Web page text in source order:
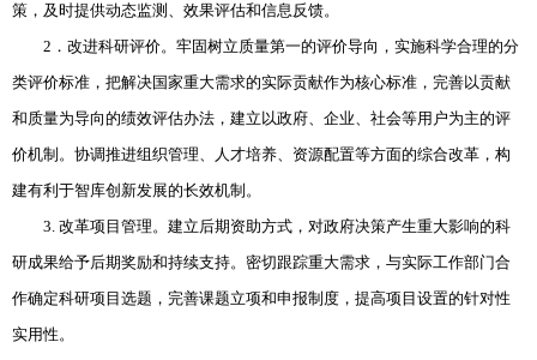
策，及时提供动态监测、效果评估和信息反馈。
2．改进科研评价。牢固树立质量第一的评价导向，实施科学合理的分
类评价标准，把解决国家重大需求的实际贡献作为核心标准，完善以贡献
和质量为导向的绩效评估办法，建立以政府、企业、社会等用户为主的评
价机制。协调推进组织管理、人才培养、资源配置等方面的综合改革，构
建有利于智库创新发展的长效机制。
3. 改革项目管理。建立后期资助方式，对政府决策产生重大影响的科
研成果给予后期奖励和持续支持。密切跟踪重大需求，与实际工作部门合
作确定科研项目选题，完善课题立项和申报制度，提高项目设置的针对性
实用性。